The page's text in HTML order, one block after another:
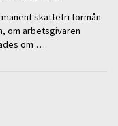
skattefri förmån
om arbetsgivaren
om …